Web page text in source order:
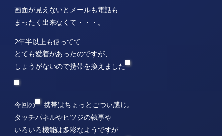
画面が見えないとメールも電話も
まったく出来なくて・・・。
2年半以上も使ってて
とても愛着があったのですが、
しょうがないので携帯を換えました
今回の
携帯はちょっとごつい感じ。
タッチパネルやヒツジの執事や
いろいろ機能は多彩なようですが